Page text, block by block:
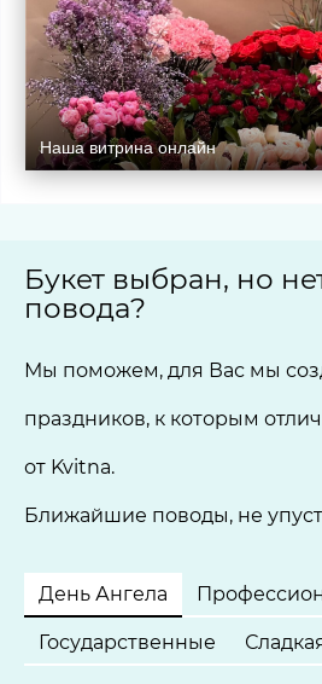
Наша витрина онлайн
Букет выбран, но
повода?
Мы поможем, для Вас мы
праздников, к которым
от Kvitna.
Ближайшие поводы, не
День Ангела
Государственные